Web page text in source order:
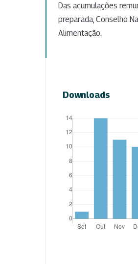
Das acumulações
preparada, Conselho
Alimentação.
Downloads